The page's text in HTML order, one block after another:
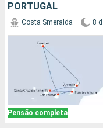
PORTUGAL
Pensão completa
Costa Smeralda 8 d